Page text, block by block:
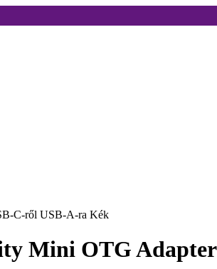
C-ről USB-A-ra Kék
Mini OTG